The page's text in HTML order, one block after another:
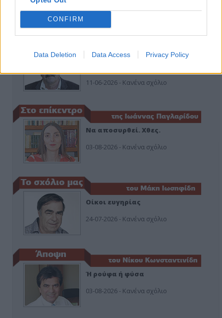
CONFIRM
Data Deletion Data Access Privacy Policy
26-07-2026 - Κανένα σχόλιο
Κιλκίς προς Χατζηδάκη: Στηρίξτε
11-06-2026 - Κανένα σχόλιο
Να αποσυρθεί. Χθες.
03-08-2026 - Κανένα σχόλιο
Οίκοι ευγηρίας
24-07-2026 - Κανένα σχόλιο
Ή ρούφα ή φύσα
03-08-2026 - Κανένα σχόλιο